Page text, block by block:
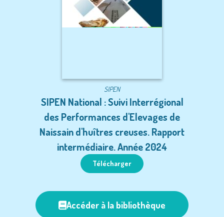
SIPEN
SIPEN National : Suivi Interrégional
des Performances d'Elevages de
Naissain d'huîtres creuses. Rapport
intermédiaire. Année 2024
Télécharger
Accéder à la bibliothèque